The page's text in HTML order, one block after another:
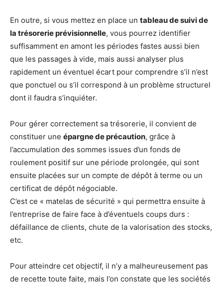
En outre, si vous mettez en place un tableau de suivi de
la trésorerie prévisionnelle, vous pourrez identifier
suffisamment en amont les périodes fastes aussi bien
que les passages à vide, mais aussi analyser plus
rapidement un éventuel écart pour comprendre s’il n’est
que ponctuel ou s’il correspond à un problème structurel
dont il faudra s’inquiéter.
Pour gérer correctement sa trésorerie, il convient de
constituer une épargne de précaution, grâce à
l’accumulation des sommes issues d’un fonds de
roulement positif sur une période prolongée, qui sont
ensuite placées sur un compte de dépôt à terme ou un
certificat de dépôt négociable.
C’est ce « matelas de sécurité » qui permettra ensuite à
l’entreprise de faire face à d’éventuels coups durs :
défaillance de clients, chute de la valorisation des stocks,
etc.
Pour atteindre cet objectif, il n’y a malheureusement pas
de recette toute faite, mais l’on constate que les sociétés